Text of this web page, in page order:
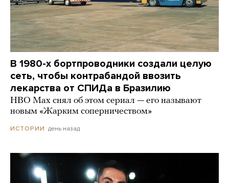
В 1980-х бортпроводники создали целую
сеть, чтобы контрабандой ввозить
лекарства от СПИДа в Бразилию
HBO Max снял об этом сериал — его называют
новым «Жарким соперничеством»
ИСТОРИИ день назад